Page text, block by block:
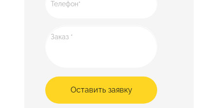
Оставить заявку